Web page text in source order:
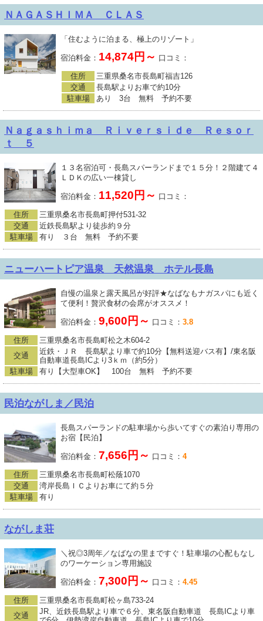
ＮＡＧＡＳＨＩＭＡ ＣＬＡＳ
「住むように泊まる、極上のリゾート」
宿泊料金： 14,874円～ 口コミ：
住所
三重県桑名市長島町福吉126
交通
長島駅よりお車で約10分
駐車場
あり 3台 無料 予約不要
Ｎａｇａｓｈｉｍａ Ｒｉｖｅｒｓｉｄｅ Ｒｅｓｏｒ
ｔ ５
１３名宿泊可・長島スパーランドまで１５分！２階建て４
ＬＤＫの広い一棟貸し
宿泊料金： 11,520円～ 口コミ：
住所
三重県桑名市長島町押付531-32
交通
近鉄長島駅より徒歩約９分
駐車場
有り ３台 無料 予約不要
ニューハートピア温泉 天然温泉 ホテル長島
自慢の温泉と露天風呂が好評★なばなもナガスパにも近く
て便利！贅沢食材の会席がオススメ！
宿泊料金： 9,600円～ 口コミ： 3.8
住所
三重県桑名市長島町松之木604-2
交通
近鉄・ＪＲ 長島駅より車で約10分【無料送迎バス有】/東名阪
自動車道長島ICより3ｋｍ（約5分）
駐車場
有り【大型車OK】 100台 無料 予約不要
民泊ながしま／民泊
長島スパーランドの駐車場から歩いてすぐの素泊り専用の
お宿【民泊】
宿泊料金： 7,656円～ 口コミ： 4
住所
三重県桑名市長島町松蔭1070
交通
湾岸長島ＩＣよりお車にて約５分
駐車場
有り
ながしま荘
＼祝◎3周年／なばなの里まですぐ！駐車場の心配もなし
のワーケーション専用施設
宿泊料金： 7,300円～ 口コミ： 4.45
住所
三重県桑名市長島町松ヶ島733-24
交通
JR、近鉄長島駅より車で６分、東名阪自動車道 長島ICより車